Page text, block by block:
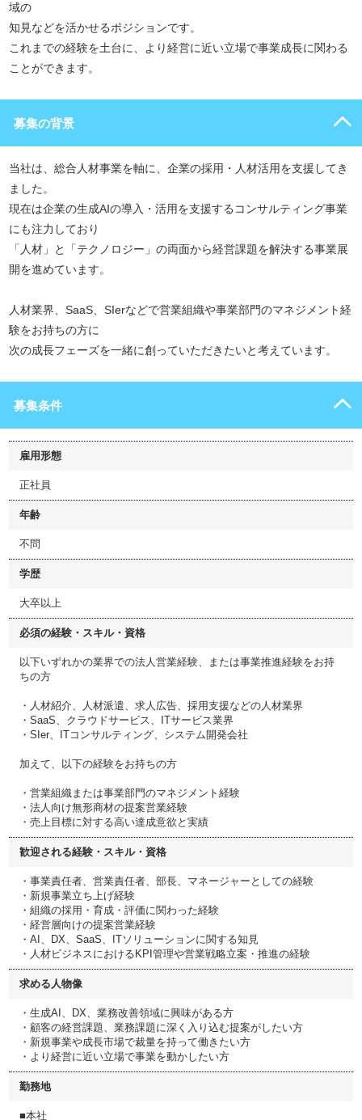
域の
知見などを活かせるポジションです。
これまでの経験を土台に、より経営に近い立場で事業成長に関わる
ことができます。
募集の背景
当社は、総合人材事業を軸に、企業の採用・人材活用を支援してき
ました。
現在は企業の生成AIの導入・活用を支援するコンサルティング事業
にも注力しており
「人材」と「テクノロジー」の両面から経営課題を解決する事業展
開を進めています。
人材業界、SaaS、SIerなどで営業組織や事業部門のマネジメント経
験をお持ちの方に
次の成長フェーズを一緒に創っていただきたいと考えています。
募集条件
雇用形態
正社員
年齢
不問
学歴
大卒以上
必須の経験・スキル・資格
以下いずれかの業界での法人営業経験、または事業推進経験をお持
ちの方
・人材紹介、人材派遣、求人広告、採用支援などの人材業界
・SaaS、クラウドサービス、ITサービス業界
・SIer、ITコンサルティング、システム開発会社
加えて、以下の経験をお持ちの方
・営業組織または事業部門のマネジメント経験
・法人向け無形商材の提案営業経験
・売上目標に対する高い達成意欲と実績
歓迎される経験・スキル・資格
・事業責任者、営業責任者、部長、マネージャーとしての経験
・新規事業立ち上げ経験
・組織の採用・育成・評価に関わった経験
・経営層向けの提案営業経験
・AI、DX、SaaS、ITソリューションに関する知見
・人材ビジネスにおけるKPI管理や営業戦略立案・推進の経験
求める人物像
・生成AI、DX、業務改善領域に興味がある方
・顧客の経営課題、業務課題に深く入り込む提案がしたい方
・新規事業や成長市場で裁量を持って働きたい方
・より経営に近い立場で事業を動かしたい方
勤務地
■本社